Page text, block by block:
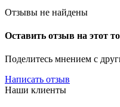
Отзывы не найдены
Оставить отзыв на этот
Поделитесь мнением с
Написать отзыв
Наши клиенты